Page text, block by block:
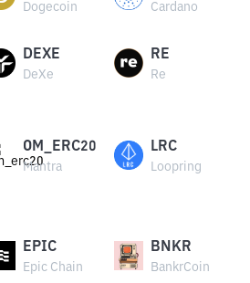
Dogecoin Cardano
DEXE
DeXe
RE
Re
OM_ERC20
Mantra
LRC
Loopring
EPIC
Epic Chain
BNKR
BankrCoin